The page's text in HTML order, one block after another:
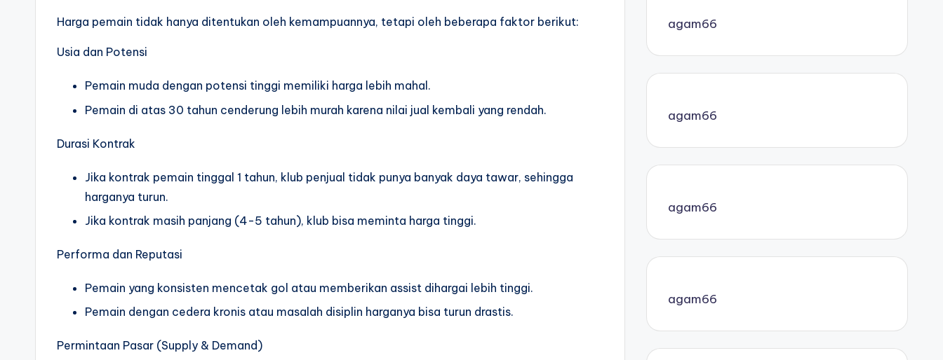
Harga pemain tidak hanya ditentukan oleh kemampuannya, tetapi oleh beberapa faktor berikut:
Usia dan Potensi
Pemain muda dengan potensi tinggi memiliki harga lebih mahal.
Pemain di atas 30 tahun cenderung lebih murah karena nilai jual kembali yang rendah.
Durasi Kontrak
Jika kontrak pemain tinggal 1 tahun, klub penjual tidak punya banyak daya tawar, sehingga
harganya turun.
Jika kontrak masih panjang (4-5 tahun), klub bisa meminta harga tinggi.
Performa dan Reputasi
Pemain yang konsisten mencetak gol atau memberikan assist dihargai lebih tinggi.
Pemain dengan cedera kronis atau masalah disiplin harganya bisa turun drastis.
Permintaan Pasar (Supply & Demand)
agam66
agam66
agam66
agam66